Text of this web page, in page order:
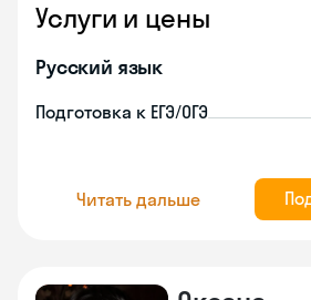
Услуги и цены
Русский язык
Подготовка к ЕГЭ/ОГЭ
Читать дальше